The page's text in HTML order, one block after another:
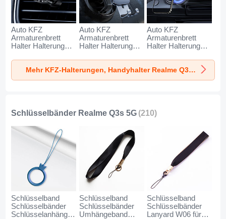
Auto KFZ
Armaturenbrett
Halter Halterung
AutoHalter
Halterungung
Handy BS6 für
Auto KFZ
Armaturenbrett
Halter Halterung
AutoHalter
Halterungung
Handy BS3 für
Auto KFZ
Armaturenbrett
Halter Halterung
AutoHalter
Halterungung
Magnet Handy BS1
Mehr KFZ-Halterungen, Handyhalter Realme Q3s 5G
Schlüsselbänder Realme Q3s 5G (210)
Schlüsselband
Schlüsselbänder
Schlüsselanhänger
Schlüsselband
Schlüsselbänder
Umhängeband
Schlüsselband
Schlüsselbänder
Lanyard W06 für